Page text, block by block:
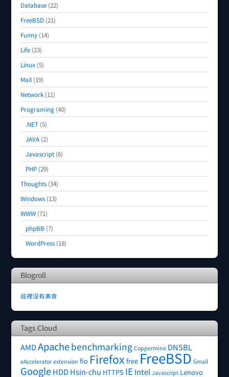
Database (22)
FreeBSD (21)
Funny (14)
Life (23)
Linux (5)
Mail (19)
Network (11)
Programing (40)
.NET (5)
JAVA (2)
Javascript (6)
PHP (29)
Thoughts (34)
Windows (13)
WWW (71)
phpBB (7)
WordPress (18)
Blogroll
這裡沒有美食
Tags Cloud
AMDApachebenchmarking Coppermine DNSBL
eAccelerator extension fio Firefox free FreeBSD Gmail
GoogleHDDHsin-chu HTTPS IEIntel Javascript Lenovo